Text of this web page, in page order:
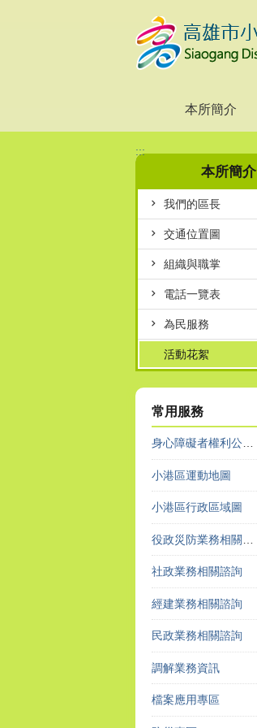
本所簡介
:::
本所簡介
我們的區長
交通位置圖
組織與職掌
電話一覽表
為民服務
活動花絮
常用服務
身心障礙者權利公約專區
小港區運動地圖
小港區行政區域圖
役政災防業務相關諮詢
社政業務相關諮詢
經建業務相關諮詢
民政業務相關諮詢
調解業務資訊
檔案應用專區